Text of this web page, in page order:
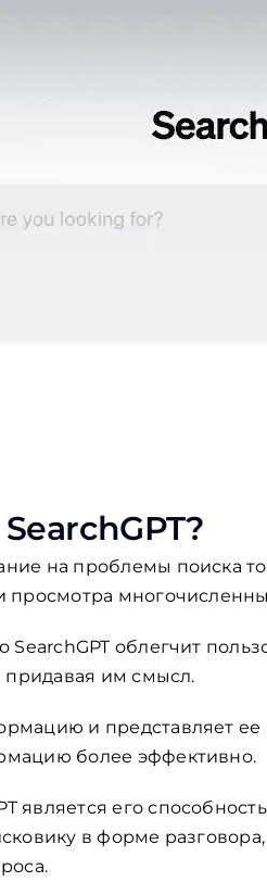
на проблемы поиска
просмотра
SearchGPT облегчит
придавая им смысл.
и представляет ее
более эффективно.
является его
в форме